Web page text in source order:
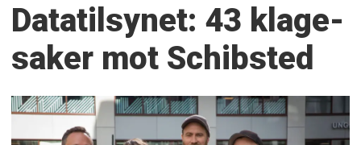
Datatilsynet: 43 klage­
saker mot Schibsted